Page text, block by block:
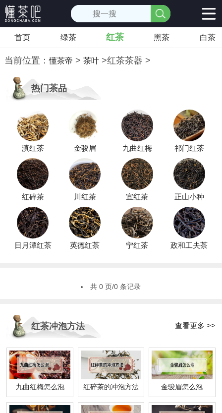
首页 绿茶 红茶 黑茶 白茶
当前位置：懂茶帝 > 茶叶>红茶茶器 >
热门茶品
滇红茶 金骏眉 九曲红梅 祁门红茶
红碎茶 川红茶 宜红茶 正山小种
日月潭红茶 英德红茶 宁红茶 政和工夫茶
共 0 页/0 条记录
红茶冲泡方法 查看更多 >>
九曲红梅怎么泡 红碎茶的冲泡方法 金骏眉怎么泡